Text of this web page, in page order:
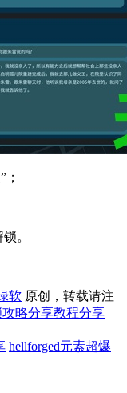
。
软 原创，转载请注
略分享教程分享
hellforged元素超爆